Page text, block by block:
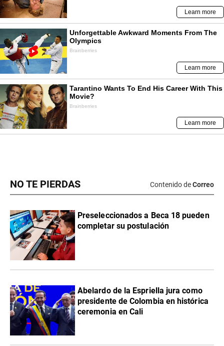
NO TE PIERDAS Contenido deCorreo
Preseleccionados a Beca 18 pueden
completar su postulación
Abelardo de la Espriella jura como
presidente de Colombia en histórica
ceremonia en Cali